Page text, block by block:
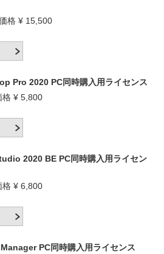
格 ¥ 15,500
Pro 2020 PC同時購入用ライセンス
格 ¥ 5,800
2020 BE PC同時購入用ライセン
格 ¥ 6,800
PC同時購入用ライセンス